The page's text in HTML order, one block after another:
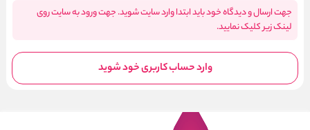
جهت ارسال و دیدگاه خود باید ابتدا وارد سایت شوید. جهت ورود به سایت روی
لینک زیر کلیک نمایید.
وارد حساب کاربری خود شوید